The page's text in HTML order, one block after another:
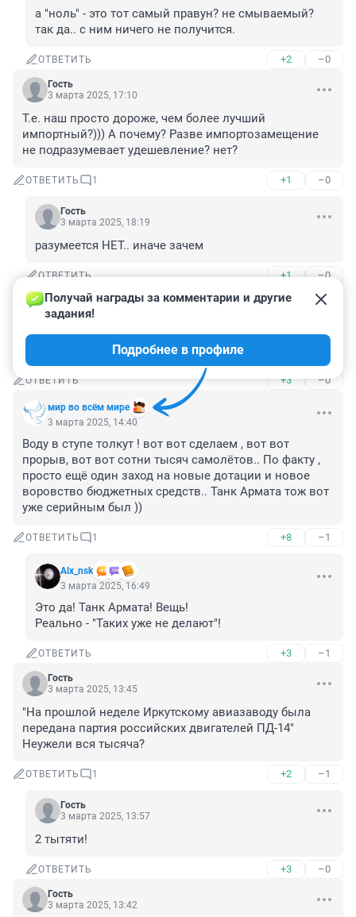
а "ноль" - это тот самый правун? не смываемый?
так да.. с ним ничего не получится.
ОТВЕТИТЬ +2 –0
Гость
3 марта 2025, 17:10
Т.е. наш просто дороже, чем более лучший
импортный?))) А почему? Разве импортозамещение
не подразумевает удешевление? нет?
ОТВЕТИТЬ 1 +1 –0
Гость
3 марта 2025, 18:19
разумеется НЕТ.. иначе зачем
ОТВЕТИТЬ +1 –0
Гость
3 марта 2025, 15:36
Чет , похоже , опять Василича НА ДУ ЮТ, но в этот раз
отечественные самолетостроители ..
ОТВЕТИТЬ +3 –0
мир во всём мире
Получай награды за комментарии и другие
задания!
Подробнее в профиле
3 марта 2025, 14:40
Воду в ступе толкут ! вот вот сделаем , вот вот
прорыв, вот вот сотни тысяч самолётов.. По факту ,
просто ещё один заход на новые дотации и новое
воровство бюджетных средств.. Танк Армата тож вот
уже серийным был ))
ОТВЕТИТЬ 1 +8 –1
Alx_nsk
3 марта 2025, 16:49
Это да! Танк Армата! Вещь!
Реально - "Таких уже не делают"!
ОТВЕТИТЬ +3 –1
Гость
3 марта 2025, 13:45
"На прошлой неделе Иркутскому авиазаводу была
передана партия российских двигателей ПД-14"
Неужели вся тысяча?
ОТВЕТИТЬ 1 +2 –1
Гость
3 марта 2025, 13:57
2 тытяти!
ОТВЕТИТЬ +3 –0
Гость
3 марта 2025, 13:42